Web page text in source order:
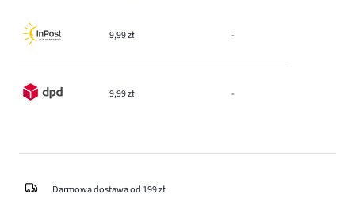
9,99 zł -
9,99 zł -
Darmowa dostawa od 199 zł